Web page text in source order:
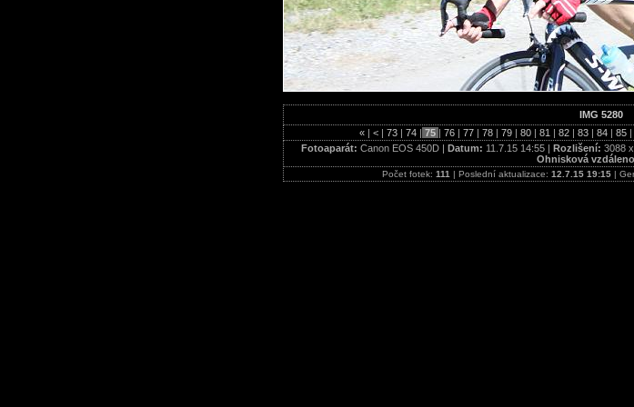
IMG 5280
« | < | 73 | 74 | 75 | 76 | 77 | 78 | 79 | 80 | 81 | 82 | 83 | 84 | 85 |
Fotoaparát: Canon EOS 450D | Datum: 11.7.15 14:55 | Rozlišení: 3088
Ohnisková
Počet fotek: 111 | Poslední aktualizace: 12.7.15 19:15|